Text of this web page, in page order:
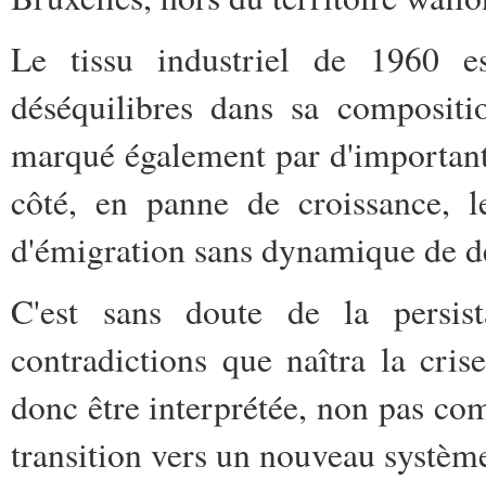
Le tissu industriel de 1960
déséquilibres dans sa
marqué également par
côté, en panne de croissance,
d'émigration sans dynamique de
C'est sans doute de la
contradictions que naîtra la
donc être interprétée, non pas
transition vers un nouveau